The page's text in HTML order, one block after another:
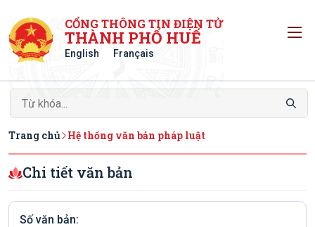
CỔNG THÔNG TIN ĐIỆN TỬ
THÀNH PHỐ HUẾ
English Français
Trang chủ Hệ thống văn bản pháp luật
Chi tiết văn bản
Số văn bản: